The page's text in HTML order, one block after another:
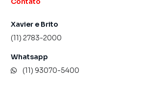
Xavier e Brito
(11) 2783-2000
Whatsapp
(11) 93070-5400